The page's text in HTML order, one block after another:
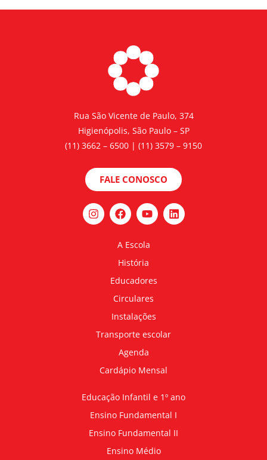
Rua São Vicente de Paulo, 374
Higienópolis, São Paulo – SP
(11) 3662 – 6500 | (11) 3579 – 9150
FALE CONOSCO
A Escola
História
Educadores
Circulares
Instalações
Transporte escolar
Agenda
Cardápio Mensal
Educação Infantil e 1º ano
Ensino Fundamental I
Ensino Fundamental II
Ensino Médio